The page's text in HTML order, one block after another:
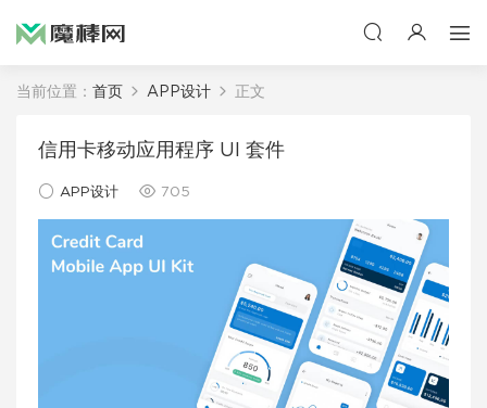
当前位置： 首页 APP设计 正文
信用卡移动应用程序 UI 套件
APP设计 705